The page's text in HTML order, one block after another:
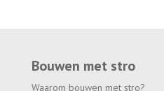
Bouwen met stro
Waarom bouwen met stro?